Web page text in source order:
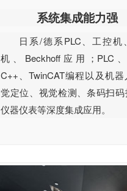
系统集成能力强
日系/德系PLC、工控机
机、Beckhoff应用；PLC、
C++、TwinCAT编程以及机
觉定位、视觉检测、条码扫码
仪器仪表等深度集成应用。